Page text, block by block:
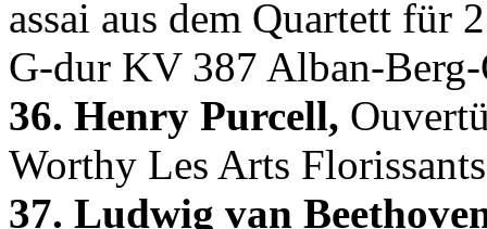
assai aus dem Quartett
G-dur KV 387 Alban-
36. Henry Purcell,
Worthy Les Arts
37. Ludwig van